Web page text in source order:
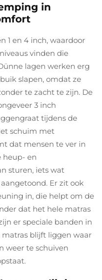
in
1 en 4 inch, waardoor
vinden die
lagen werken erg
slapen, omdat ze
te zacht te zijn. De
3 inch
tijdens de
schuim met
dat mensen te ver in
heup- en
sturen, iets wat
Er zit ook
in, die helpt om de
dat het hele matras
er speciale banden in
blijft liggen waar
weer te schuiven